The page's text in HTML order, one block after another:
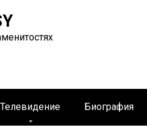
Телевидение Биография